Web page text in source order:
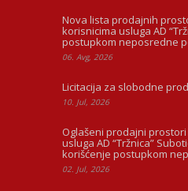
Nova lista prodajnih
korisnicima usluga AD
postupkom neposredne
06. Avg, 2026
Licitacija za slobodne
10. Jul, 2026
Oglašeni prodajni
usluga AD “Tržnica”
korišćenje postupkom
02. Jul, 2026